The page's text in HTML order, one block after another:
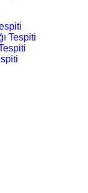
Tespiti